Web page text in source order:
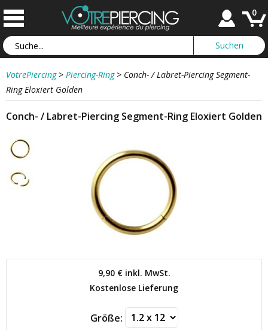
0
VotrePiercing > Piercing-Ring > Conch- / Labret-Piercing Segment-
Ring Eloxiert Golden
Conch- / Labret-Piercing Segment-Ring Eloxiert Golden
9,90 €inkl. MwSt.
Kostenlose Lieferung
Größe: